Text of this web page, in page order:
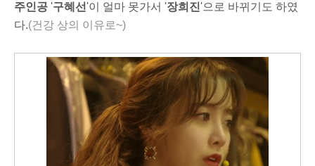
주인공 '구혜선'이 얼마 못가서 '장희진'으로 바뀌기도 하였
다.(건강 상의 이유로~)